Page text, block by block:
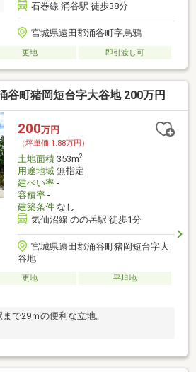
石巻線 涌谷駅 徒歩38分
宮城県遠田郡涌谷町字烏鴉
更地 即引渡し可
谷町猪岡短台字大谷地 200万円
200万円
（坪単価:1.88万円）
土地面積353m2
用途地域無指定
建ぺい率-
容積率-
建築条件なし
気仙沼線 のの岳駅 徒歩1分
宮城県遠田郡涌谷町猪岡短台字大
谷地
更地
平坦地
で29ｍの便利な立地。